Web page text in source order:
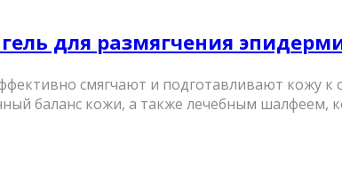
для размягчения
смягчают и подготавливают кожу
баланс кожи, а также лечебным